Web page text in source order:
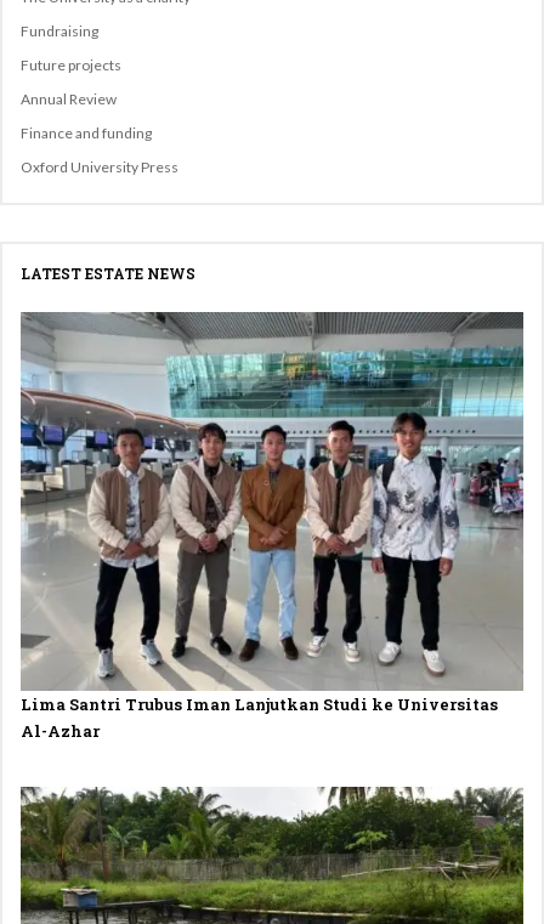
Fundraising
Future projects
Annual Review
Finance and funding
Oxford University Press
LATEST ESTATE NEWS
Lima Santri Trubus Iman Lanjutkan Studi ke Universitas
Al-Azhar